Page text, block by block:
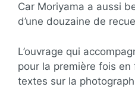
Car Moriyama a aussi
d’une douzaine de
L’ouvrage qui
pour la première fois
textes sur la